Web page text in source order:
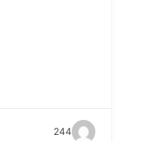
244